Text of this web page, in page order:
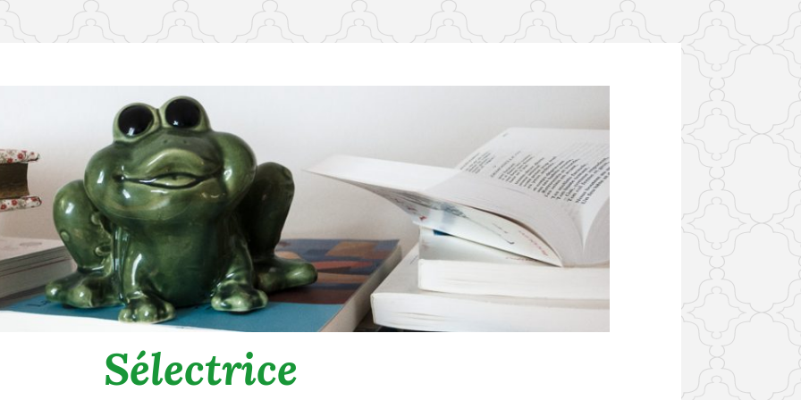
Sélectrice